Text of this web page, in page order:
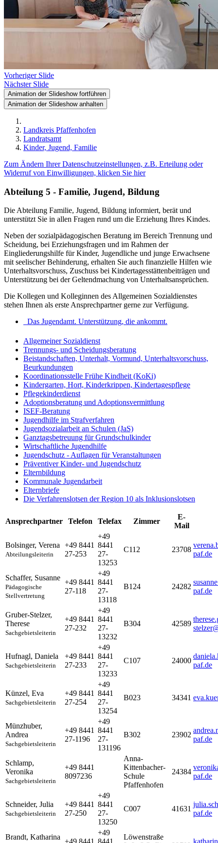
Vorheriger Slide
Nächster Slide
Animation der Slideshow fortführen
Animation der Slideshow anhalten
Landkreis Pfaffenhofen
Landratsamt
Kinder, Jugend, Familie
Zum Ändern Ihrer Datenschutzeinstellungen, z.B. Erteilung oder
Widerruf von Einwilligungen, klicken Sie hier
Abteilung 5 - Familie, Jugend, Bildung
Die Abteilung Familie, Jugend, Bildung informiert, berät und
unterstützt Sie in allen Fragen rund um die Erziehung Ihres Kindes.
Neben der sozialpädagogischen Beratung im Bereich Trennung und
Scheidung, bei Erziehungsfragen und im Rahmen der
Eingliederungshilfe für Kinder, Jugendliche und junge Erwachsene
mit seelischer Behinderung, erhalten Sie auch finanzielle Hilfen wie
Unterhaltsvorschuss, Zuschuss bei Kindertagesstättenbeiträgen und
Unterstützung bei der Geltendmachung von Unterhaltsansprüchen.
Die Kollegen und Kolleginnen des Allgemeinen Sozialdienstes
stehen Ihnen als erste Ansprechpartner gerne zur Verfügung.
Das Jugendamt. Unterstützung, die ankommt.
Allgemeiner Sozialdienst
Trennungs- und Scheidungsberatung
Beistandschaften, Unterhalt, Vormund, Unterhaltsvorschuss,
Beurkundungen
Koordinationsstelle Frühe Kindheit (KoKi)
Kindergarten, Hort, Kinderkrippen, Kindertagespflege
Pflegekinderdienst
Adoptionsberatung und Adoptionsvermittlung
ISEF-Beratung
Jugendhilfe im Strafverfahren
Jugendsozialarbeit an Schulen (JaS)
Ganztagsbetreuung für Grundschulkinder
Wirtschaftliche Jugendhilfe
Jugendschutz - Auflagen für Veranstaltungen
Präventiver Kinder- und Jugendschutz
Elternbildung
Kommunale Jugendarbeit
Elternbriefe
Die Verfahrenslotsen der Region 10 als Inklusionslotsen
Ansprechpartner Telefon Telefax Zimmer
E-
Mail
Bolsinger, Verena
Abteilungsleiterin
+49 8441
27-253
+49
8441
27-
13253
C112 23708
paf.de
Schaffer, Susanne
Pädagogische
Stellvertretung
+49 8441
27-118
+49
8441
27-
13118
B124 24282
paf.de
Gruber-Stelzer,
Therese
Sachgebietsleiterin
+49 8441
27-232
+49
8441
27-
13232
B304 42589
Hufnagl, Daniela
Sachgebietsleiterin
+49 8441
27-233
+49
8441
27-
13233
C107 24000
paf.de
Künzel, Eva
Sachgebietsleiterin
+49 8441
27-254
+49
8441
27-
13254
B023 34341
Münzhuber,
Andrea
Sachgebietsleiterin
+49 8441
27-1196
+49
8441
27-
131196
B302 23902
paf.de
Schlamp,
Veronika
Sachgebietsleiterin
+49 8441
8097236
Anna-
Kittenbacher-
Schule
Pfaffenhofen
24384
paf.de
Schneider, Julia
Sachgebietsleiterin
+49 8441
27-250
+49
8441
27-
13250
C007 41631
paf.de
Brandt, Katharina
+49 8441
+49
8441
Löwenstraße